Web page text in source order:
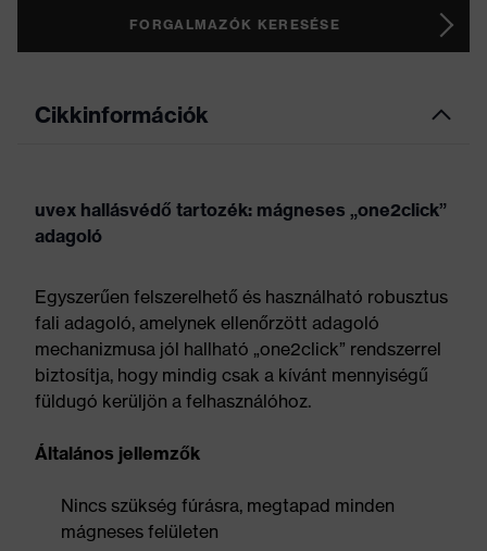
FORGALMAZÓK KERESÉSE
Cikkinformációk
uvex hallásvédő tartozék: mágneses „one2click”
adagoló
Egyszerűen felszerelhető és használható robusztus
fali adagoló, amelynek ellenőrzött adagoló
mechanizmusa jól hallható „one2click” rendszerrel
biztosítja, hogy mindig csak a kívánt mennyiségű
füldugó kerüljön a felhasználóhoz.
Általános jellemzők
Nincs szükség fúrásra, megtapad minden
mágneses felületen